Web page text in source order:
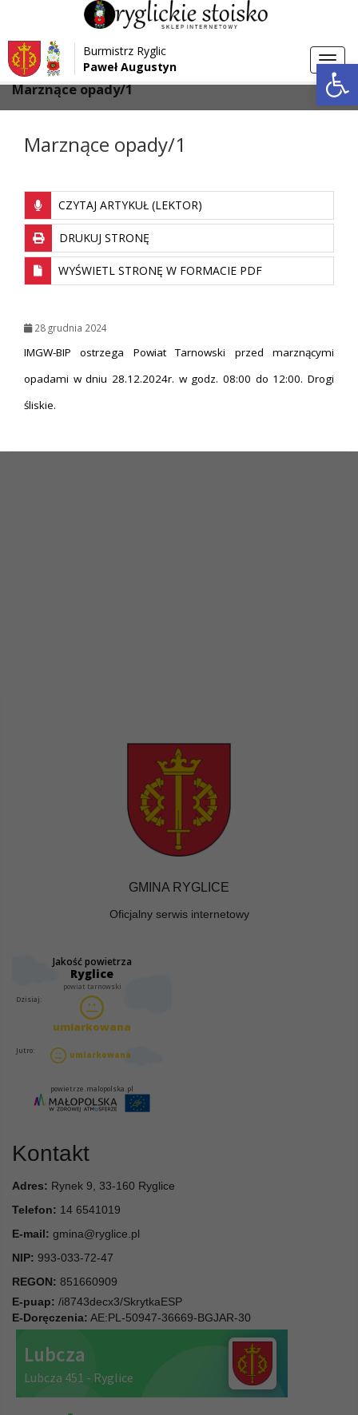
Przejdź do menu
Przejdź do głównej treści strony
Przejdź do stopki strony
Burmistrz Ryglic
Paweł Augustyn
Strona główna > Bez kategorii
Marznące opady/1
Marznące opady/1
CZYTAJ ARTYKUŁ (LEKTOR)
DRUKUJ STRONĘ
WYŚWIETL STRONĘ W FORMACIE PDF
28 grudnia 2024
IMGW-BIP ostrzega Powiat Tarnowski przed marznącymi
opadami w dniu 28.12.2024r. w godz. 08:00 do 12:00. Drogi
śliskie.
GMINA RYGLICE
Oficjalny serwis internetowy
Kontakt
Adres: Rynek 9, 33-160 Ryglice
Telefon: 14 6541019
E-mail: gmina@ryglice.pl
NIP: 993-033-72-47
REGON: 851660909
E-puap: /i8743decx3/SkrytkaESP
E-Doręczenia: AE:PL-50947-36669-BGJAR-30